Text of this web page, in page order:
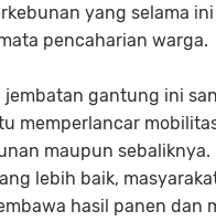
yang selama
pencaharian warga.
jembatan gantung ini
memperlancar
maupun sebaliknya.
lebih baik,
hasil panen dan